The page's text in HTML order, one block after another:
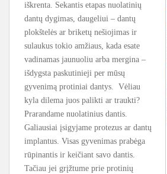
iškrenta. Sekantis etapas nuolatinių
dantų dygimas, daugeliui – dantų
plokštelės ar briketų nešiojimas ir
sulaukus tokio amžiaus, kada esate
vadinamas jaunuoliu arba mergina –
išdygsta paskutinieji per mūsų
gyvenimą protiniai dantys. Vėliau
kyla dilema juos palikti ar traukti?
Prarandame nuolatinius dantis.
Galiausiai įsigyjame protezus ar dantų
implantus. Visas gyvenimas prabėga
rūpinantis ir keičiant savo dantis.
Tačiau jei grįžtume prie protinių